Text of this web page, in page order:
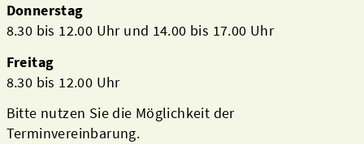
Donnerstag
8.30 bis 12.00 Uhr und 14.00 bis 17.00 Uhr
Freitag
8.30 bis 12.00 Uhr
Bitte nutzen Sie die Möglichkeit der
Terminvereinbarung.